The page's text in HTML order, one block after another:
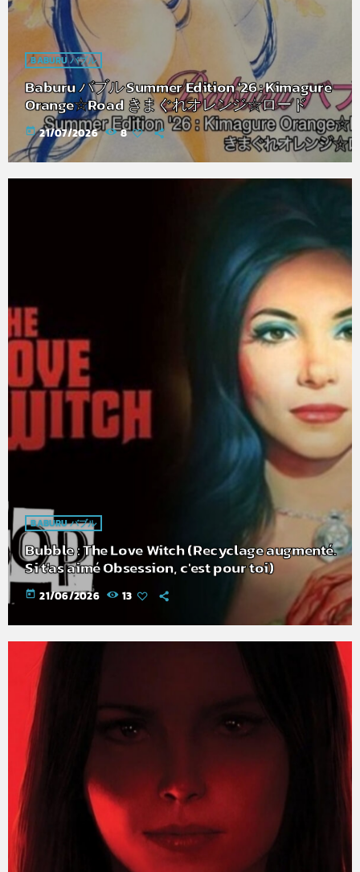
BABURU バブル
Baburu バブル Summer Edition '26 : Kimagure
Orange☆Road きまぐれオレンジ☆ロード
today 21/07/2026 8
BABURU バブル
Bubble : The Love Witch (Recyclage augmenté.
Si t'as aimé Obsession, c'est pour toi)
today 21/06/2026 13